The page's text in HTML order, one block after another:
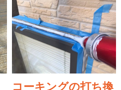
コーキングの打ち換